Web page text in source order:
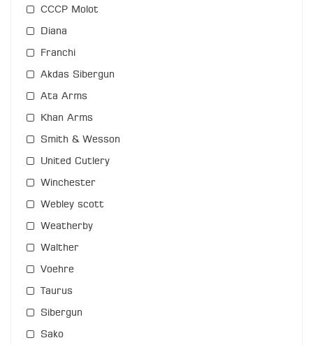
СССР Molot
Diana
Franchi
Akdas Sibergun
Ata Arms
Khan Arms
Smith & Wesson
United Cutlery
Winchester
Webley scott
Weatherby
Walther
Voehre
Taurus
Sibergun
Sako